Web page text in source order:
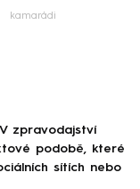
kamarádi
zpravodajství
podobě, které
sítích nebo